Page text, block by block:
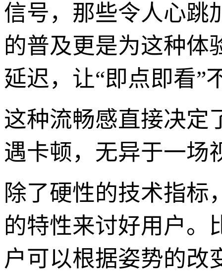
信号，那些令人心跳
的普及更是为这种体
延迟，让“即点即看”
这种流畅感直接决定
遇卡顿，无异于一场
除了硬性的技术指标
的特性来讨好用户。
户可以根据姿势的改